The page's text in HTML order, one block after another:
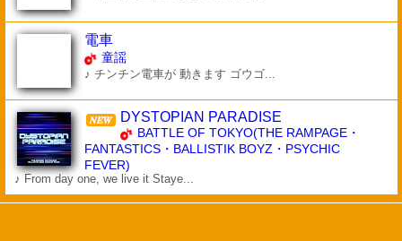
電車
童謡
♪ チンチン電車が 動きます ゴウゴ...
DYSTOPIAN PARADISE
BATTLE OF TOKYO(THE RAMPAGE・
FANTASTICS・BALLISTIK BOYZ・PSYCHIC
FEVER)
♪ From day one, we live it Staye...